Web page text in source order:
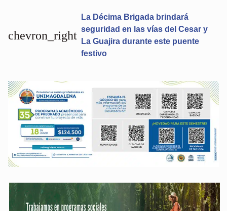
La Décima Brigada brindará
seguridad en las vías del Cesar y
La Guajira durante este puente
festivo
chevron_right